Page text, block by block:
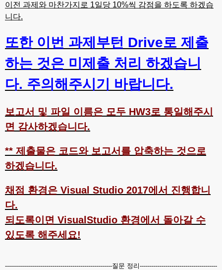
이전 과제와 마찬가지로 1일당 10%씩 감점을 하도록 하겠습
니다.
또한 이번 과제부턴 Drive로 제출
하는 것은 미제출 처리 하겠습니
다. 주의해주시기 바랍니다.
보고서 및 파일 이름은 모두 HW3로 통일해주시
면 감사하겠습니다.
** 제출물은 코드와 보고서를 압축하는 것으로
하겠습니다.
채점 환경은 Visual Studio 2017에서 진행합니
다.
되도록이면 VisualStudio 환경에서 돌아갈 수
있도록 해주세요!
------------------------------------------------------질문 정리---------------------------------------